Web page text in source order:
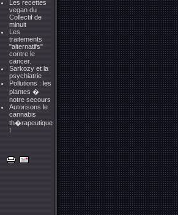
Les recettes
vegan du
Collectif de
minuit
Les
traitements
"alternatifs"
contre le
cancer.
Sarkozy et la
psychiatrie
Pollutions : les
plantes �
notre secours
Autorisons le
cannabis
th�rapeutique
!